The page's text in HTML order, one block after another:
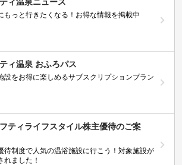
もっと行きたくなる！お得な情報を掲載中
ィ温泉 おふろパス
設をお得に楽しめるサブスクリプションプラン
フティライフスタイル株主優待のご案
待制度で人気の温浴施設に行こう！対象施設が
れました！